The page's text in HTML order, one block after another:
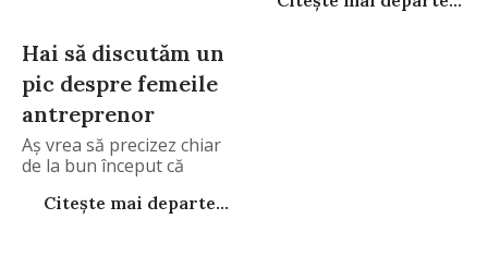
Hai să discutăm un
pic despre femeile
antreprenor
Aş vrea să precizez chiar
de la bun început că
Citește mai departe...